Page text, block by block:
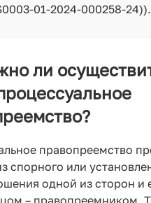
01-2024-000258-24)).
ли
правопреемство
спорного или
одной из сторон и